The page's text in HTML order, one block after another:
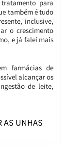
para
também é tudo
inclusive,
o crescimento
e já falei mais
farmácias de
alcançar os
de leite,
AS UNHAS